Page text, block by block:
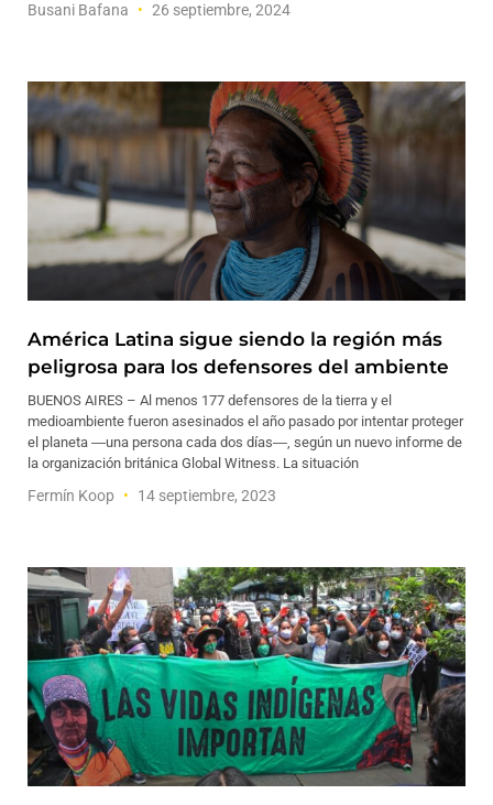
Busani Bafana 26 septiembre, 2024
América Latina sigue siendo la región más
peligrosa para los defensores del ambiente
BUENOS AIRES – Al menos 177 defensores de la tierra y el
medioambiente fueron asesinados el año pasado por intentar proteger
el planeta ―una persona cada dos días―, según un nuevo informe de
la organización británica Global Witness. La situación
Fermín Koop 14 septiembre, 2023